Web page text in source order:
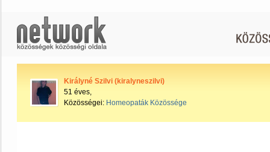
Királyné Szilvi (kiralyneszilvi)
51 éves,
Közösségei: Homeopaták Közössége